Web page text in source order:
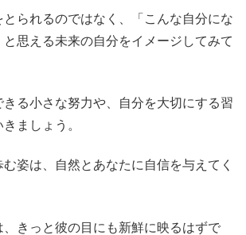
られるのではなく、「こんな自分にな
思える未来の自分をイメージしてみて
る小さな努力や、自分を大切にする習
ましょう。
姿は、自然とあなたに自信を与えてく
、きっと彼の目にも新鮮に映るはずで